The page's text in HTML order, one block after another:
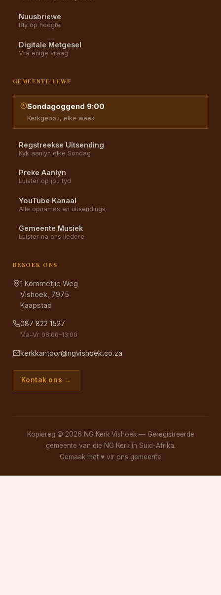
Nuusbriewe
Bly op hoogte
Digitale Metgesel
Vra enige vraag
GEMEENTE LEWE
Sondagoggend 9:00
Kerkgebou, elke week
Regstreekse Uitsending
Kyk aanlyn elke Sondag
Preke Aanlyn
Luister op jou tyd
YouTube Kanaal
Alle opnames en uitsendings
Gemeente Musiek
Luister na ons liedere
BESOEK ONS
1 Kommetjie Weg
Vishoek, 7975
Kaapstad
087 822 1527
Ma–Vr 08:00–13:00
kerkkantoor@ngvishoek.co.za
Kontak ons →
Kopiereg © 2026 NG Kerk Vishoek — Geregistreerde
gemeente van die NG Kerk in Suid-Afrika.
Gemaak met ♥ vir ons gemeente